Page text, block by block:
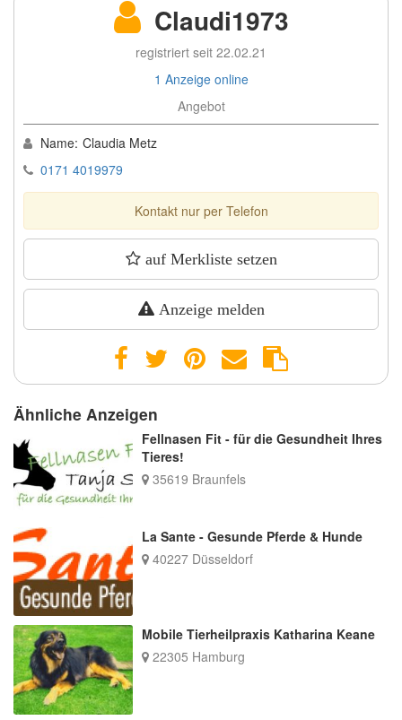
Claudi1973
registriert seit 22.02.21
1 Anzeige online
Angebot
Name: Claudia Metz
0171 4019979
Kontakt nur per Telefon
auf Merkliste setzen
Anzeige melden
Ähnliche Anzeigen
Fellnasen Fit - für die Gesundheit Ihres
Tieres!
35619 Braunfels
La Sante - Gesunde Pferde & Hunde
40227 Düsseldorf
Mobile Tierheilpraxis Katharina Keane
22305 Hamburg